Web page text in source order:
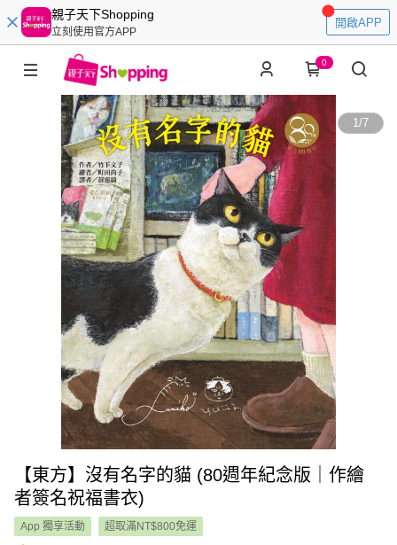
親子天下Shopping
立刻使用官方APP
開啟APP
0
1/7
【東方】沒有名字的貓 (80週年紀念版｜作繪
者簽名祝福書衣)
App 獨享活動 超取滿NT$800免運